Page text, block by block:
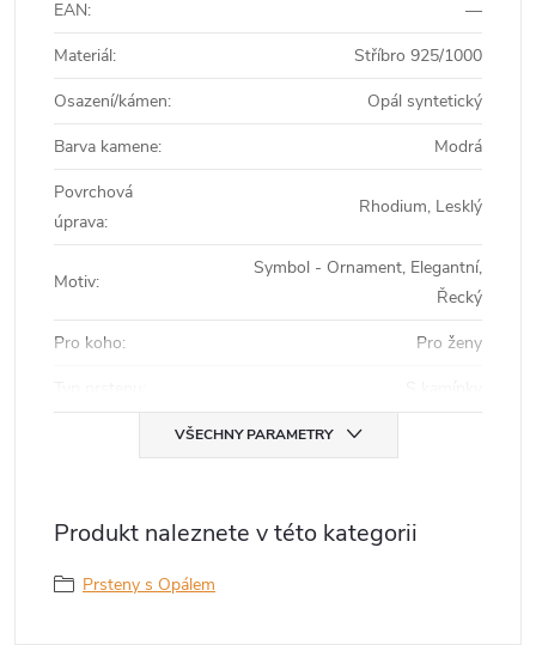
EAN:
—
Materiál:
Stříbro 925/1000
Osazení/kámen:
Opál syntetický
Barva kamene:
Modrá
Povrchová
úprava:
Rhodium, Lesklý
Motiv:
Symbol - Ornament, Elegantní,
Řecký
Pro koho:
Pro ženy
VŠECHNY PARAMETRY
Produkt naleznete v této kategorii
Prsteny s Opálem